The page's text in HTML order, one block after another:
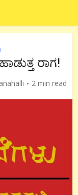
ರಾಗ!
2 min read